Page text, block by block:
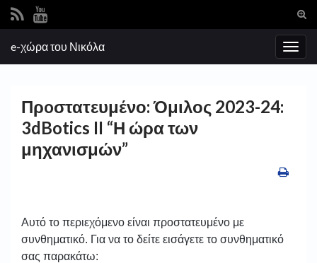
Search for:
e-χώρα του Νικόλα
Πρoστατευμένο: Όμιλος 2023-24:
3dBotics II “Η ώρα των
μηχανισμών”
Αυτό το περιεχόμενο είναι προστατευμένο με
συνθηματικό. Για να το δείτε εισάγετε το συνθηματικό
σας παρακάτω: